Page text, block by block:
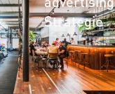
Strategie